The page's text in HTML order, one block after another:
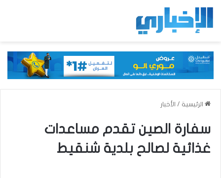
الرئيسية / الأخبار
سفارة الصين تقدم مساعدات
غذائية لصالح بلدية شنقيط